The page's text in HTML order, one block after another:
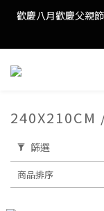
歡慶八月歡慶父親
歡慶八月歡慶父親
歡慶八月歡
歡慶八月歡慶父親
240X210CM
篩選
商品排序